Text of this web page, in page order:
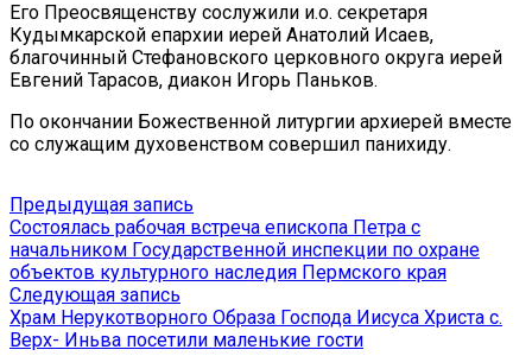
Его Преосвященству сослужили и.о. секретаря
Кудымкарской епархии иерей Анатолий Исаев,
благочинный Стефановского церковного округа иерей
Евгений Тарасов, диакон Игорь Паньков.
По окончании Божественной литургии архиерей вместе
со служащим духовенством совершил панихиду.
Навигация
по
записям
Предыдущая запись
запись:
Состоялась рабочая встреча епископа Петра с
начальником Государственной инспекции по охране
объектов культурного наследия Пермского края
Следующая запись
запись:
Храм Нерукотворного Образа Господа Иисуса Христа с.
Верх- Иньва посетили маленькие гости